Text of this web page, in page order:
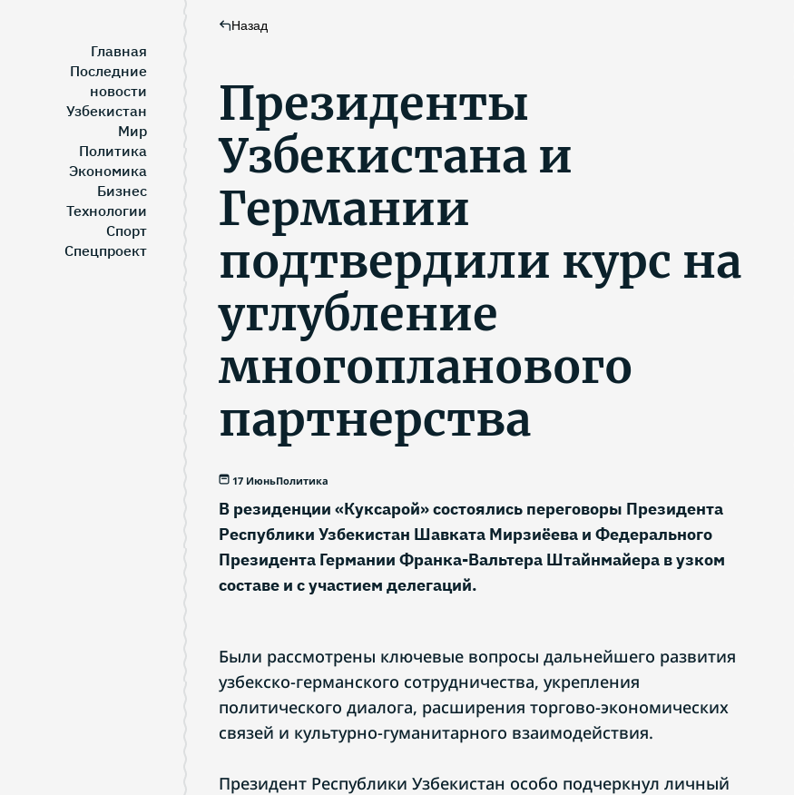
Главная
Последние
новости
Узбекистан
Мир
Политика
Экономика
Бизнес
Технологии
Спорт
Спецпроект
Назад
Президенты
Узбекистана и
Германии
подтвердили курс на
углубление
многопланового
партнерства
17 ИюньПолитика
В резиденции «Куксарой» состоялись переговоры Президента
Республики Узбекистан Шавката Мирзиёева и Федерального
Президента Германии Франка-Вальтера Штайнмайера в узком
составе и с участием делегаций.
Были рассмотрены ключевые вопросы дальнейшего развития
узбекско-германского сотрудничества, укрепления
политического диалога, расширения торгово-экономических
связей и культурно-гуманитарного взаимодействия.
Президент Республики Узбекистан особо подчеркнул личный